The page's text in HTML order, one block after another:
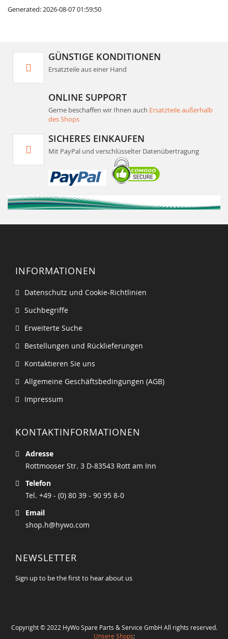
Generated: 2026-08-07 01:59:50
GÜNSTIGE KONDITIONEN
Ersatzteile aus einer Hand
ONLINE SUPPORT
Gerne beschaffen wir Ihnen auch Ersatzteile außerhalb
des Shops
SICHERES EINKAUFEN
Mit PayPal und verschlüsselter Datenübertragung
INFORMATIONEN
Datenschutz und Cookie-Richtlinien
Suchbegriffe
Erweiterte Suche
Bestellungen und Rücklieferungen
Kontaktieren Sie uns
Allgemeine Geschäftsbedingungen (AGB)
Impressum
KONTAKTINFORMATIONEN
Adresse
Rottmooser Str. 3 D-83543 Rott am Inn
Telefon
Tel. +49 - (0) 80 39 - 90 95 8-0
Email
shop.h@hywo.com
NEWSLETTER
Sign up to be the first to hear about us
Copyright © 2022 HyWo Spare Parts & Service GmbH All rights reserved.
Unsere Shops: